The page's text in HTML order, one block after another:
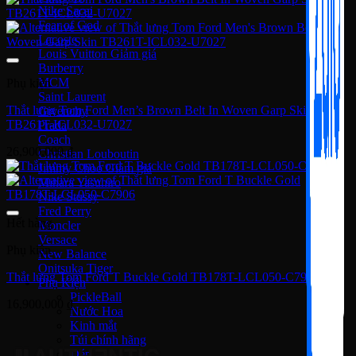
Nike Sacai
Fear of God
Lacoste
Louis Vuitton
Burberry
MCM
Saint Laurent
Givenchy
Prada
Coach
Christian Louboutin
Jimmy Choo
Mihara Yasuhiro
Nike Stussy
Fred Perry
Moncler
Versace
New Balance
Onitsuka Tiger
Phụ Kiện
PickleBall
Nước Hoa
Kinh mắt
Túi chính hãng
Phụ kiện
Thắt lưng Tom Ford Men’s Brown Belt In Woven Garp Skin
TB261T-ICL032-U7027
26,900,000₫
Hết hàng
Phụ kiện
Thắt lưng Tom Ford T Buckle Gold TB178T-LCL050-C7906
₫